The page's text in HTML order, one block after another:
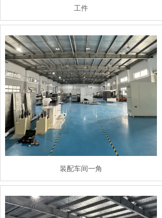
装配车间一角
工件